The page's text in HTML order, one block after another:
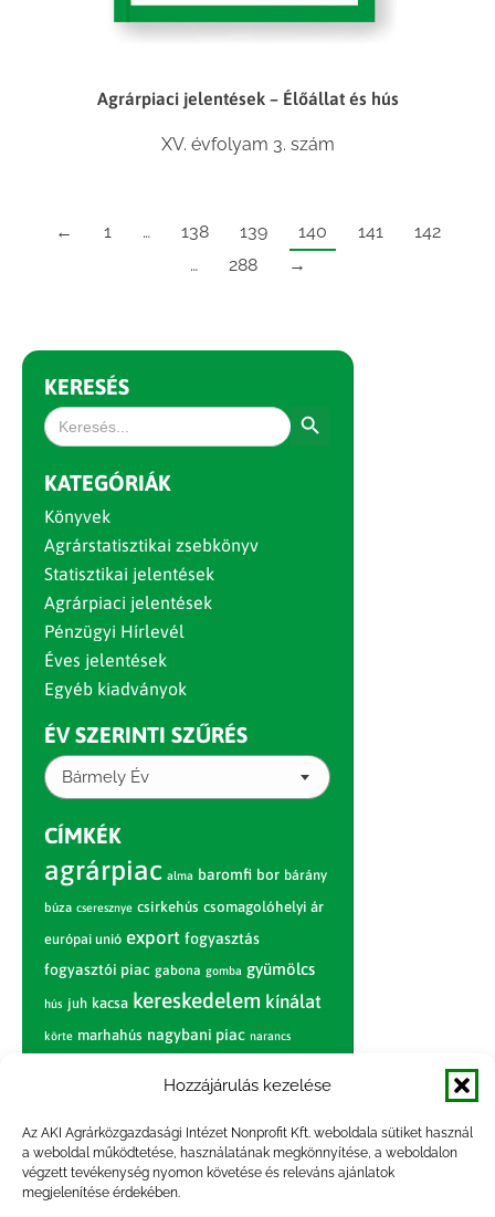
Hozzájárulás kezelése
Az AKI Agrárközgazdasági Intézet Nonprofit Kft. weboldala sütiket használ
a weboldal működtetése, használatának megkönnyítése, a weboldalon
végzett tevékenység nyomon követése és releváns ajánlatok
megjelenítése érdekében.
Agrárpiaci jelentések – Élőállat és hús
XV. évfolyam 3. szám
← 1 … 138 139 140 141
142
…
288 →
KERESÉS
Search
for:
KATEGÓRIÁK
Könyvek
Agrárstatisztikai zsebkönyv
Statisztikai jelentések
Agrárpiaci jelentések
Pénzügyi Hírlevél
Éves jelentések
Egyéb kiadványok
ÉV SZERINTI SZŰRÉS
Bármely Év
CÍMKÉK
agrárpiac alma baromfi bor bárány
búza cseresznye csirkehús csomagolóhelyi ár
európai unió export fogyasztás
fogyasztói piac gabona gomba gyümölcs
hús juh kacsa kereskedelem kínálat
körte marhahús nagybani piac narancs
piaci jelentés
pulyka pulykahús sertés sertéshús
szarvasmarha termelés termelői
ár
világpiac